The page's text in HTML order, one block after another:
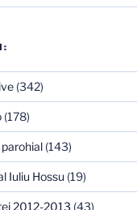
(342)
(178)
(143)
Iuliu Hossu (19)
2012-2013 (43)